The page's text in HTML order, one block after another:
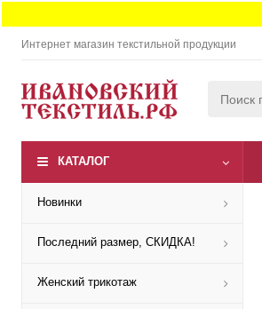
Интернет магазин текстильной продукции
КАТАЛОГ
Новинки
Последний размер, СКИДКА!
Женский трикотаж